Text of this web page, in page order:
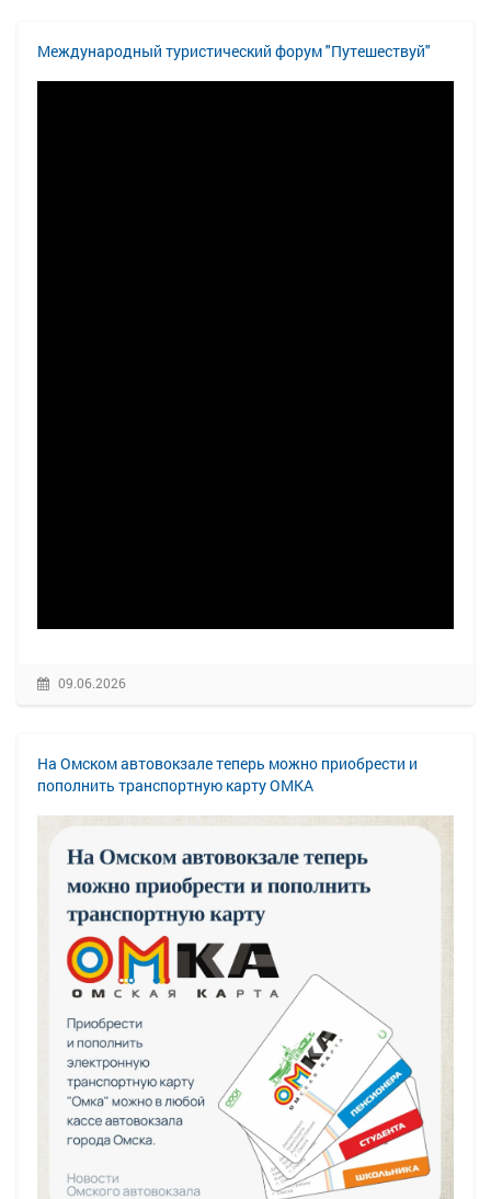
Международный туристический форум "Путешествуй"
09.06.2026
На Омском автовокзале теперь можно приобрести и
пополнить транспортную карту ОМКА